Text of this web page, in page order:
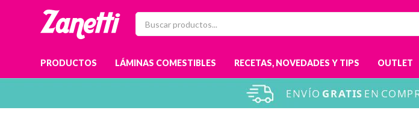
PRODUCTOS LÁMINAS COMESTIBLES RECETAS, NOVEDADES Y TIPS OUTLET